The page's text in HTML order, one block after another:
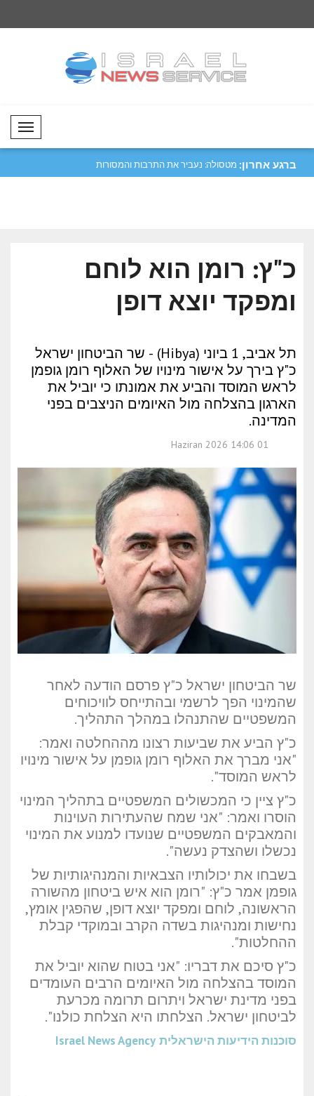
Mobil Menü
ברגע אחרון: מטסולה: נעביר את התרבות והמסורות נגד מכלית
כ"ץ: רומן הוא לוחם
ומפקד יוצא דופן
תל אביב, 1 ביוני (Hibya) - שר הביטחון ישראל
כ"ץ בירך על אישור מינויו של האלוף רומן גופמן
לראש המוסד והביע את אמונתו כי יוביל את
הארגון בהצלחה מול האיומים הניצבים בפני
המדינה.
01 Haziran 2026 14:06
שר הביטחון ישראל כ"ץ פרסם הודעה לאחר
שהמינוי הפך לרשמי ובהתייחס לוויכוחים
המשפטיים שהתנהלו במהלך התהליך.
כ"ץ הביע את שביעות רצונו מההחלטה ואמר:
"אני מברך את האלוף רומן גופמן על אישור מינויו
לראש המוסד".
כ"ץ ציין כי המכשולים המשפטיים בתהליך המינוי
הוסרו ואמר: "אני שמח שהעתירות העוינות
והמאבקים המשפטיים שנועדו למנוע את המינוי
נכשלו ושהצדק נעשה".
בשבחו את יכולותיו הצבאיות והמנהיגותיות של
גופמן אמר כ"ץ: "רומן הוא איש ביטחון מהשורה
הראשונה, לוחם ומפקד יוצא דופן, שהפגין אומץ,
נחישות ומנהיגות בשדה הקרב ובמוקדי קבלת
ההחלטות".
כ"ץ סיכם את דבריו: "אני בטוח שהוא יוביל את
המוסד בהצלחה מול האיומים הרבים העומדים
בפני מדינת ישראל ויתרום תרומה מכרעת
לביטחון ישראל. הצלחתו היא הצלחת כולנו".
סוכנות הידיעות הישראלית Israel News Agency